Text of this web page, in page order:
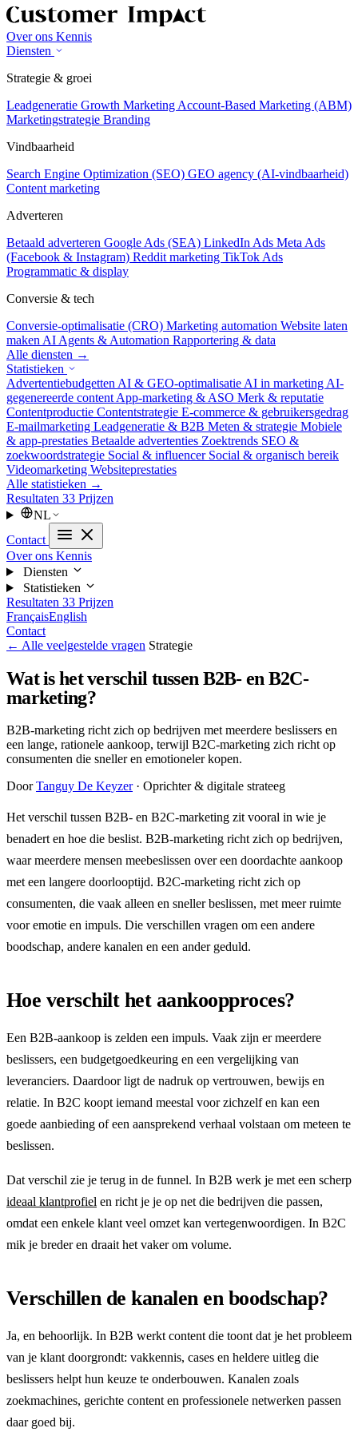
Over ons Kennis
Diensten
Strategie & groei
Leadgeneratie Growth Marketing Account-Based Marketing (ABM)
Marketingstrategie Branding
Vindbaarheid
Search Engine Optimization (SEO) GEO agency (AI-vindbaarheid)
Content marketing
Adverteren
Betaald adverteren Google Ads (SEA) LinkedIn Ads Meta Ads
(Facebook & Instagram) Reddit marketing TikTok Ads
Programmatic & display
Conversie & tech
Conversie-optimalisatie (CRO) Marketing automation Website laten
maken AI Agents & Automation Rapportering & data
Alle diensten →
Statistieken
Advertentiebudgetten AI & GEO-optimalisatie AI in marketing AI-
gegenereerde content App-marketing & ASO Merk & reputatie
Contentproductie Contentstrategie E-commerce & gebruikersgedrag
E-mailmarketing Leadgeneratie & B2B Meten & strategie Mobiele
& app-prestaties Betaalde advertenties Zoektrends SEO &
zoekwoordstrategie Social & influencer Social & organisch bereik
Videomarketing Websiteprestaties
Alle statistieken →
Resultaten 33 Prijzen
NL
Contact
Over ons Kennis
Diensten
Statistieken
Resultaten 33 Prijzen
FrançaisEnglish
Contact
← Alle veelgestelde vragen Strategie
Wat is het verschil tussen B2B- en B2C-
marketing?
B2B-marketing richt zich op bedrijven met meerdere beslissers en
een lange, rationele aankoop, terwijl B2C-marketing zich richt op
consumenten die sneller en emotioneler kopen.
DoorTanguy De Keyzer· Oprichter & digitale strateeg
Het verschil tussen B2B- en B2C-marketing zit vooral in wie je
benadert en hoe die beslist. B2B-marketing richt zich op bedrijven,
waar meerdere mensen meebeslissen over een doordachte aankoop
met een langere doorlooptijd. B2C-marketing richt zich op
consumenten, die vaak alleen en sneller beslissen, met meer ruimte
voor emotie en impuls. Die verschillen vragen om een andere
boodschap, andere kanalen en een ander geduld.
Hoe verschilt het aankoopproces?
Een B2B-aankoop is zelden een impuls. Vaak zijn er meerdere
beslissers, een budgetgoedkeuring en een vergelijking van
leveranciers. Daardoor ligt de nadruk op vertrouwen, bewijs en
relatie. In B2C koopt iemand meestal voor zichzelf en kan een
goede aanbieding of een aansprekend verhaal volstaan om meteen te
beslissen.
Dat verschil zie je terug in de funnel. In B2B werk je met een scherp
ideaal klantprofiel en richt je je op net die bedrijven die passen,
omdat een enkele klant veel omzet kan vertegenwoordigen. In B2C
mik je breder en draait het vaker om volume.
Verschillen de kanalen en boodschap?
Ja, en behoorlijk. In B2B werkt content die toont dat je het probleem
van je klant doorgrondt: vakkennis, cases en heldere uitleg die
beslissers helpt hun keuze te onderbouwen. Kanalen zoals
zoekmachines, gerichte content en professionele netwerken passen
daar goed bij.